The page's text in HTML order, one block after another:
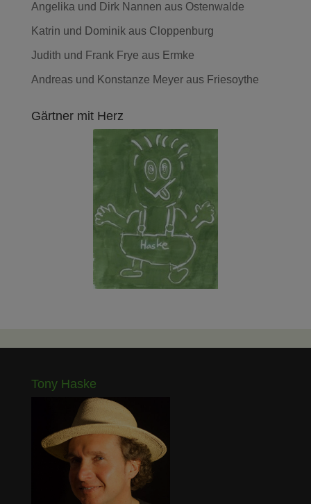
Angelika und Dirk Nannen aus Ostenwalde
Katrin und Dominik aus Cloppenburg
Judith und Frank Frye aus Ermke
Andreas und Konstanze Meyer aus Friesoythe
Gärtner mit Herz
Tony Haske